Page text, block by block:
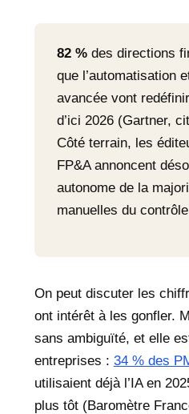
82 %des directions
que l’automatisation
avancée vont
d’ici 2026 (Gartner,
Côté terrain, les
FP&A annoncent
autonome de la
manuelles du
On peut discuter les
ont intérêt à les gonfler.
sans ambiguïté, et elle
entreprises : 34 % des
utilisaient déjà l’IA en
plus tôt (Baromètre